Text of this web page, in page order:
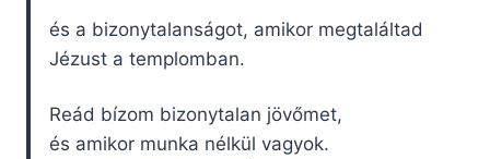
és a bizonytalanságot, amikor megtaláltad
Jézust a templomban.
Reád bízom bizonytalan jövőmet,
és amikor munka nélkül vagyok.